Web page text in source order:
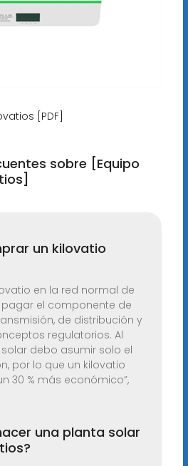
[PDF]
sobre [Equipo
un kilovatio
en la red normal de
el componente de
de distribución y
regulatorios. Al
debo asumir solo el
por lo que un kilovatio
30 % más económico”,
una planta solar